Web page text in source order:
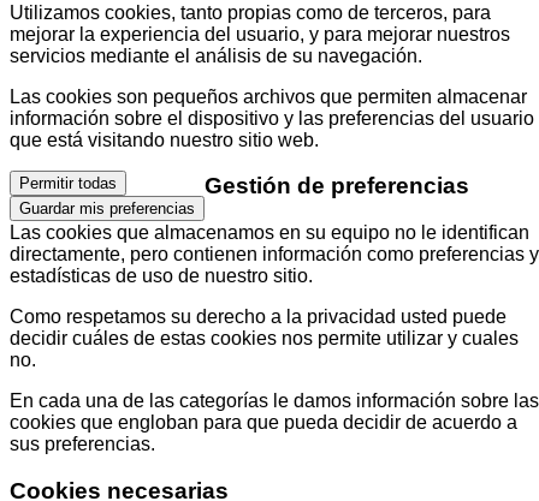
Utilizamos cookies, tanto propias como de terceros, para
mejorar la experiencia del usuario, y para mejorar nuestros
servicios mediante el análisis de su navegación.
Las cookies son pequeños archivos que permiten almacenar
información sobre el dispositivo y las preferencias del usuario
que está visitando nuestro sitio web.
Permitir todas
Guardar mis preferencias
Gestión de preferencias
Las cookies que almacenamos en su equipo no le identifican
directamente, pero contienen información como preferencias y
estadísticas de uso de nuestro sitio.
Como respetamos su derecho a la privacidad usted puede
decidir cuáles de estas cookies nos permite utilizar y cuales
no.
En cada una de las categorías le damos información sobre las
cookies que engloban para que pueda decidir de acuerdo a
sus preferencias.
Cookies necesarias